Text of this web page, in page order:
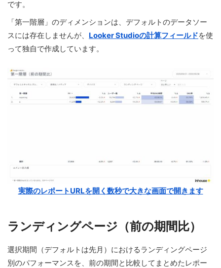
です。
「第一階層」のディメンションは、デフォルトのデータソー
スには存在しませんが、 Looker Studioの計算フィールドを使
って独自で作成しています。
実際のレポートURLを開く数秒で大きな画面で開きます
ランディングページ（前の期間比）
選択期間（デフォルトは先月）におけるランディングページ
別のパフォーマンスを、前の期間と比較してまとめたレポー